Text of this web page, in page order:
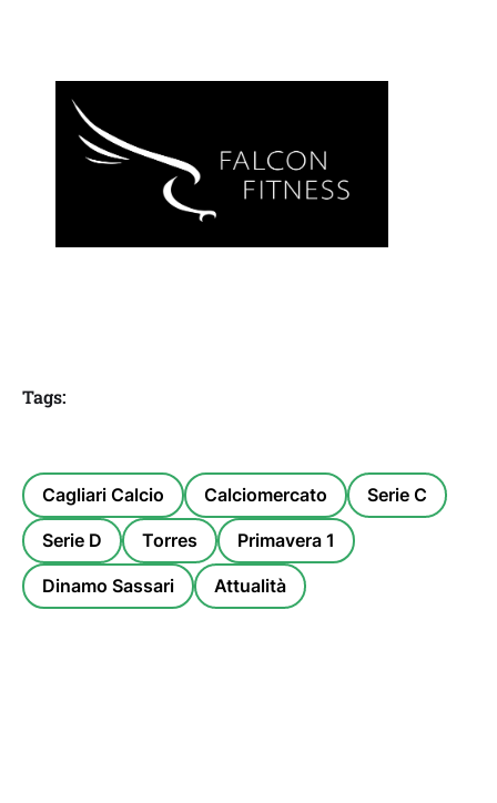
Tags:
Cagliari Calcio Calciomercato Serie C
Serie D Torres Primavera 1
Dinamo Sassari Attualità